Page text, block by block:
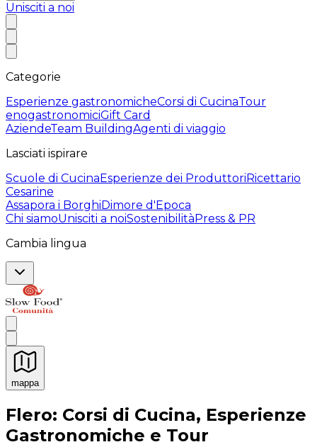
Unisciti a noi
Categorie
Esperienze gastronomicheCorsi di CucinaTour
enogastronomiciGift Card
AziendeTeam BuildingAgenti di viaggio
Lasciati ispirare
Scuole di CucinaEsperienze dei ProduttoriRicettario
Cesarine
Assapora i BorghiDimore d'Epoca
Chi siamoUnisciti a noiSostenibilitàPress & PR
Cambia lingua
mappa
Esperienze culinarie indimenticabili: Esperienze
Flero: Corsi di Cucina, Esperienze
Gastronomiche e Tour